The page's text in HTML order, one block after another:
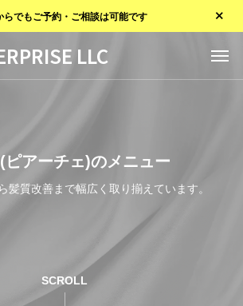
らでもご予約・ご相談は可能です
LLC
ピアーチェ)のメニュー
髪質改善まで幅広く取り揃えています。
SCROLL